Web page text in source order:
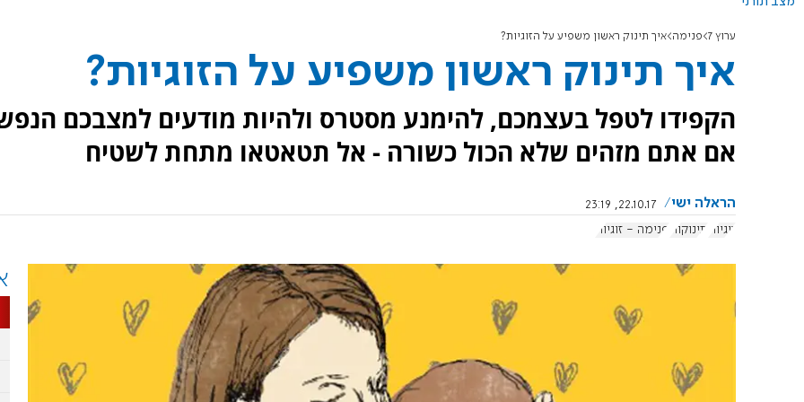
ערוץ 7 פנימה איך תינוק ראשון משפיע על הזוגיות?
איך תינוק ראשון משפיע על הזוגיות?
הקפידו לטפל בעצמכם, להימנע מסטרס ולהיות מודעים למצבכם
אם אתם מזהים שלא הכול כשורה - אל תטאטאו מתחת לשטיח
הראלה ישי
22.10.17, 23:19
זוגיות
תינוקות פנימה - זוגיות